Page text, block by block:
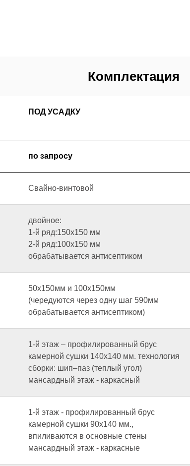
Комплектация
ПОД УСАДКУ
по запросу
Свайно-винтовой
двойное:
1-й ряд:150х150 мм
2-й ряд:100х150 мм
обрабатывается антисептиком
50х150мм и 100х150мм
(чередуются через одну шаг 590мм
обрабатывается антисептиком)
1-й этаж – профилированный брус
камерной сушки 140х140 мм. технология
сборки: шип–паз (теплый угол)
мансардный этаж - каркасный
1-й этаж - профилированный брус
камерной сушки 90х140 мм.,
впиливаются в основные стены
мансардный этаж - каркасные